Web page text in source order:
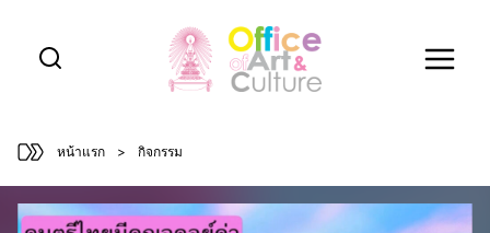
content
หน้าแรก > กิจกรรม